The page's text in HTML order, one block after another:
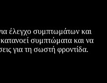
έλεγχο συμπτωμάτων και
συμπτώματα και να
για τη σωστή φροντίδα.